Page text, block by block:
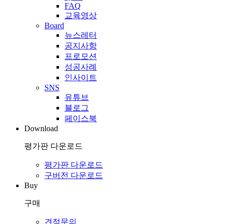
FAQ
교육영상
Board
뉴스레터
공지사항
프로모션
성공사례
인사이트
SNS
유튜브
블로그
페이스북
Download
평가판 다운로드
평가판 다운로드
구버전 다운로드
Buy
구매
견적문의